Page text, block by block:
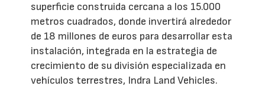
superficie construida cercana a los 15.000
metros cuadrados, donde invertirá alrededor
de 18 millones de euros para desarrollar esta
instalación, integrada en la estrategia de
crecimiento de su división especializada en
vehículos terrestres, Indra Land Vehicles.